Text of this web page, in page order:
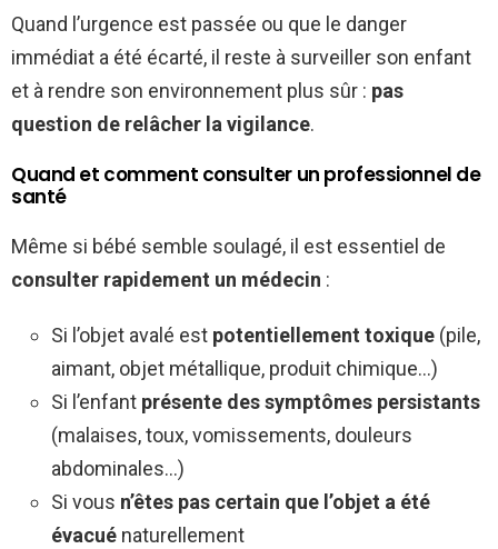
Quand l’urgence est passée ou que le danger
immédiat a été écarté, il reste à surveiller son enfant
et à rendre son environnement plus sûr : pas
question de relâcher la vigilance.
Quand et comment consulter un professionnel de
santé
Même si bébé semble soulagé, il est essentiel de
consulter rapidement un médecin :
Si l’objet avalé est potentiellement toxique (pile,
aimant, objet métallique, produit chimique…)
Si l’enfant présente des symptômes persistants
(malaises, toux, vomissements, douleurs
abdominales…)
Si vous n’êtes pas certain que l’objet a été
évacué naturellement